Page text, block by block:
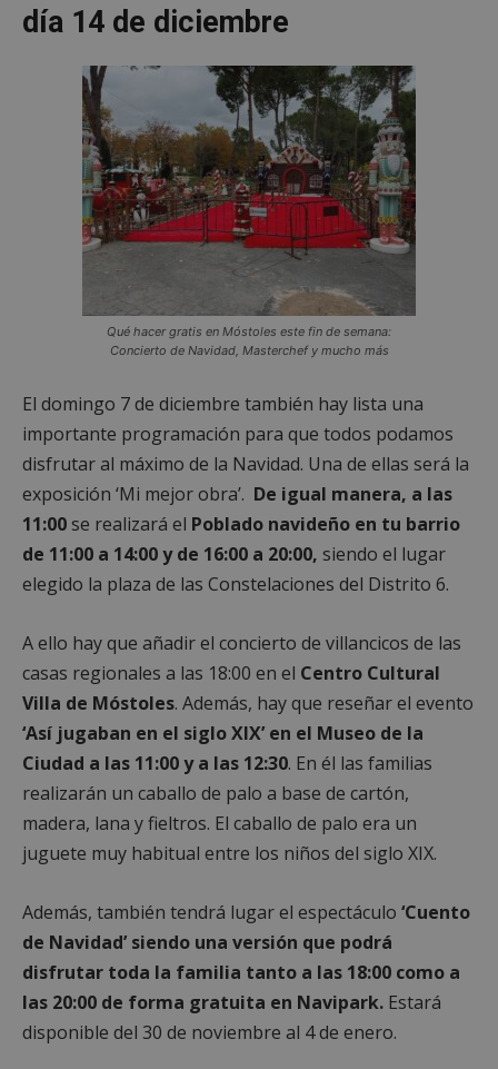
día 14 de diciembre
Qué hacer gratis en Móstoles este fin de semana:
Concierto de Navidad, Masterchef y mucho más
El domingo 7 de diciembre también hay lista una
importante programación para que todos podamos
disfrutar al máximo de la Navidad. Una de ellas será la
exposición ‘Mi mejor obra’. De igual manera, a las
11:00se realizará el Poblado navideño en tu barrio
de 11:00 a 14:00 y de 16:00 a 20:00, siendo el lugar
elegido la plaza de las Constelaciones del Distrito 6.
A ello hay que añadir el concierto de villancicos de las
casas regionales a las 18:00 en el Centro Cultural
Villa de Móstoles. Además, hay que reseñar el evento
‘Así jugaban en el siglo XIX’ en el Museo de la
Ciudad a las 11:00 y a las 12:30. En él las familias
realizarán un caballo de palo a base de cartón,
madera, lana y fieltros. El caballo de palo era un
juguete muy habitual entre los niños del siglo XIX.
Además, también tendrá lugar el espectáculo ‘Cuento
de Navidad’ siendo una versión que podrá
disfrutar toda la familia tanto a las 18:00 como a
las 20:00 de forma gratuita en Navipark. Estará
disponible del 30 de noviembre al 4 de enero.